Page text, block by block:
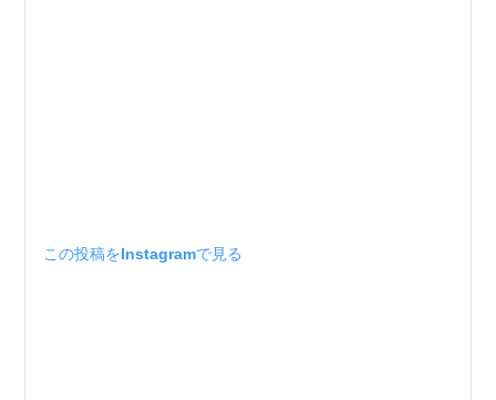
この投稿をInstagramで見る